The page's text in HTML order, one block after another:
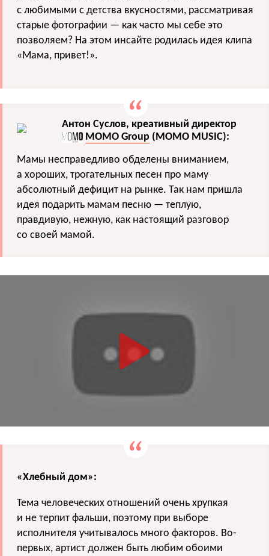
с любимыми с детства вкусностями, рассматривая
старые фотографии — как часто мы себе это
позволяем? На этом инсайте родилась идея клипа
«Мама, привет!».
Антон Суслов, креативный директор
MOMO Group (MOMO MUSIC):
Мамы несправедливо обделены вниманием,
а хороших, трогательных песен про маму
абсолютный дефицит на рынке. Так нам пришла
идея подарить мамам песню — теплую,
правдивую, нежную, как настоящий разговор
со своей мамой.
«Хлебный дом»:
Тема человеческих отношений очень хрупкая
и не терпит фальши, поэтому при выборе
исполнителя учитывалось много факторов. Во-
первых, артист должен быть любим обоими